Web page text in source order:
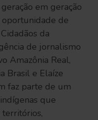
em geração
oportunidade de
da
de jornalismo
Amazônia Real,
Brasil e Elaíze
faz parte de um
que